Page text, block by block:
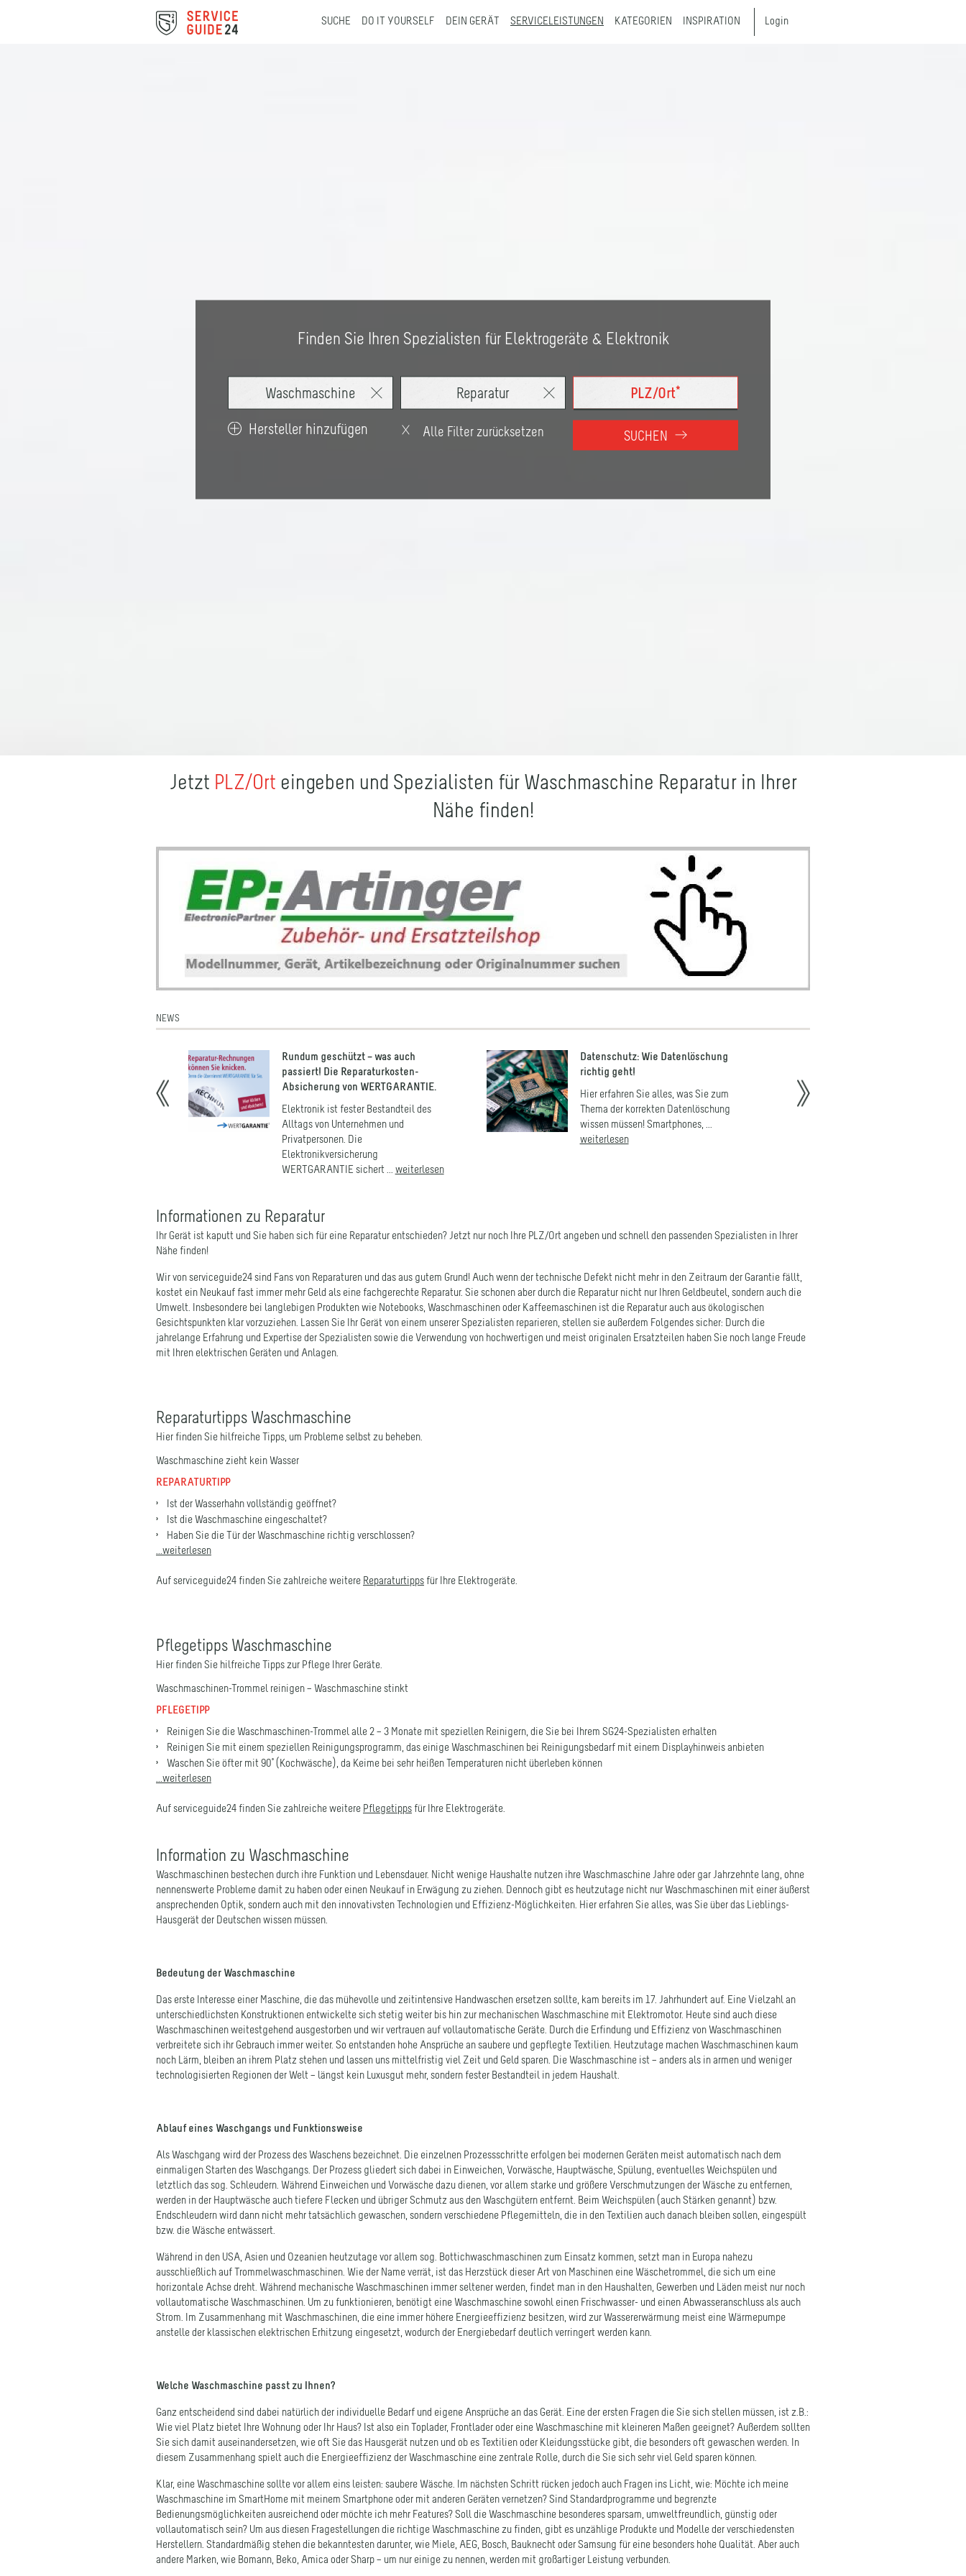
SUCHE DO IT YOURSELF DEIN GERÄT SERVICELEISTUNGEN KATEGORIEN INSPIRATION Login
Finden Sie Ihren Spezialisten für Elektrogeräte & Elektronik
Hersteller hinzufügen Alle Filter zurücksetzen SUCHEN
Jetzt PLZ/Ort eingeben und Spezialisten für Waschmaschine Reparatur in Ihrer
Nähe finden!
passiert! Die Reparaturkosten-
Absicherung von WERTGARANTIE.
Elektronik ist fester Bestandteil des
Alltags von Unternehmen und
Privatpersonen. Die
Elektronikversicherung
WERTGARANTIE sichert ...
richtig geht!
Hier erfahren Sie alles, was Sie zum
Thema der korrekten Datenlöschung
wissen müssen! Smartphones, ...
weiterlesen
Ihr Gerät ist kaputt und Sie haben sich für eine Reparatur entschieden? Jetzt nur noch Ihre PLZ/Ort angeben und schnell den passenden Spezialisten in Ihrer
Nähe finden!
Wir von serviceguide24 sind Fans von Reparaturen und das aus gutem Grund! Auch wenn der technische Defekt nicht mehr in den Zeitraum der Garantie fällt,
kostet ein Neukauf fast immer mehr Geld als eine fachgerechte Reparatur. Sie schonen aber durch die Reparatur nicht nur Ihren Geldbeutel, sondern auch die
Umwelt. Insbesondere bei langlebigen Produkten wie Notebooks, Waschmaschinen oder Kaffeemaschinen ist die Reparatur auch aus ökologischen
Gesichtspunkten klar vorzuziehen. Lassen Sie Ihr Gerät von einem unserer Spezialisten reparieren, stellen sie außerdem Folgendes sicher: Durch die
jahrelange Erfahrung und Expertise der Spezialisten sowie die Verwendung von hochwertigen und meist originalen Ersatzteilen haben Sie noch lange Freude
mit Ihren elektrischen Geräten und Anlagen.
Hier finden Sie hilfreiche Tipps, um Probleme selbst zu beheben.
Waschmaschine zieht kein Wasser
REPARATURTIPP
Ist der Wasserhahn vollständig geöffnet?
Ist die Waschmaschine eingeschaltet?
Haben Sie die Tür der Waschmaschine richtig verschlossen?
...weiterlesen
Hier finden Sie hilfreiche Tipps zur Pflege Ihrer Geräte.
Waschmaschinen-Trommel reinigen – Waschmaschine stinkt
PFLEGETIPP
Reinigen Sie die Waschmaschinen-Trommel alle 2 – 3 Monate mit speziellen Reinigern, die Sie bei Ihrem SG24-Spezialisten erhalten
Reinigen Sie mit einem speziellen Reinigungsprogramm, das einige Waschmaschinen bei Reinigungsbedarf mit einem Displayhinweis anbieten
Waschen Sie öfter mit 90° (Kochwäsche), da Keime bei sehr heißen Temperaturen nicht überleben können
...weiterlesen
Waschmaschinen bestechen durch ihre Funktion und Lebensdauer. Nicht wenige Haushalte nutzen ihre Waschmaschine Jahre oder gar Jahrzehnte lang, ohne
nennenswerte Probleme damit zu haben oder einen Neukauf in Erwägung zu ziehen. Dennoch gibt es heutzutage nicht nur Waschmaschinen mit einer äußerst
ansprechenden Optik, sondern auch mit den innovativsten Technologien und Effizienz-Möglichkeiten. Hier erfahren Sie alles, was Sie über das Lieblings-
Hausgerät der Deutschen wissen müssen.
Das erste Interesse einer Maschine, die das mühevolle und zeitintensive Handwaschen ersetzen sollte, kam bereits im 17. Jahrhundert auf. Eine Vielzahl an
unterschiedlichsten Konstruktionen entwickelte sich stetig weiter bis hin zur mechanischen Waschmaschine mit Elektromotor. Heute sind auch diese
Waschmaschinen weitestgehend ausgestorben und wir vertrauen auf vollautomatische Geräte. Durch die Erfindung und Effizienz von Waschmaschinen
verbreitete sich ihr Gebrauch immer weiter. So entstanden hohe Ansprüche an saubere und gepflegte Textilien. Heutzutage machen Waschmaschinen kaum
noch Lärm, bleiben an ihrem Platz stehen und lassen uns mittelfristig viel Zeit und Geld sparen. Die Waschmaschine ist – anders als in armen und weniger
technologisierten Regionen der Welt – längst kein Luxusgut mehr, sondern fester Bestandteil in jedem Haushalt.
Als Waschgang wird der Prozess des Waschens bezeichnet. Die einzelnen Prozessschritte erfolgen bei modernen Geräten meist automatisch nach dem
einmaligen Starten des Waschgangs. Der Prozess gliedert sich dabei in Einweichen, Vorwäsche, Hauptwäsche, Spülung, eventuelles Weichspülen und
letztlich das sog. Schleudern. Während Einweichen und Vorwäsche dazu dienen, vor allem starke und größere Verschmutzungen der Wäsche zu entfernen,
werden in der Hauptwäsche auch tiefere Flecken und übriger Schmutz aus den Waschgütern entfernt. Beim Weichspülen (auch Stärken genannt) bzw.
Endschleudern wird dann nicht mehr tatsächlich gewaschen, sondern verschiedene Pflegemitteln, die in den Textilien auch danach bleiben sollen, eingespült
bzw. die Wäsche entwässert.
Während in den USA, Asien und Ozeanien heutzutage vor allem sog. Bottichwaschmaschinen zum Einsatz kommen, setzt man in Europa nahezu
ausschließlich auf Trommelwaschmaschinen. Wie der Name verrät, ist das Herzstück dieser Art von Maschinen eine Wäschetrommel, die sich um eine
horizontale Achse dreht. Während mechanische Waschmaschinen immer seltener werden, findet man in den Haushalten, Gewerben und Läden meist nur noch
vollautomatische Waschmaschinen. Um zu funktionieren, benötigt eine Waschmaschine sowohl einen Frischwasser- und einen Abwasseranschluss als auch
Strom. Im Zusammenhang mit Waschmaschinen, die eine immer höhere Energieeffizienz besitzen, wird zur Wassererwärmung meist eine Wärmepumpe
anstelle der klassischen elektrischen Erhitzung eingesetzt, wodurch der Energiebedarf deutlich verringert werden kann.
Ganz entscheidend sind dabei natürlich der individuelle Bedarf und eigene Ansprüche an das Gerät. Eine der ersten Fragen die Sie sich stellen müssen, ist z.B.:
Wie viel Platz bietet Ihre Wohnung oder Ihr Haus? Ist also ein Toplader, Frontlader oder eine Waschmaschine mit kleineren Maßen geeignet? Außerdem sollten
Sie sich damit auseinandersetzen, wie oft Sie das Hausgerät nutzen und ob es Textilien oder Kleidungsstücke gibt, die besonders oft gewaschen werden. In
diesem Zusammenhang spielt auch die Energieeffizienz der Waschmaschine eine zentrale Rolle, durch die Sie sich sehr viel Geld sparen können.
Klar, eine Waschmaschine sollte vor allem eins leisten: saubere Wäsche. Im nächsten Schritt rücken jedoch auch Fragen ins Licht, wie: Möchte ich meine
Waschmaschine im SmartHome mit meinem Smartphone oder mit anderen Geräten vernetzen? Sind Standardprogramme und begrenzte
Bedienungsmöglichkeiten ausreichend oder möchte ich mehr Features? Soll die Waschmaschine besonderes sparsam, umweltfreundlich, günstig oder
vollautomatisch sein? Um aus diesen Fragestellungen die richtige Waschmaschine zu finden, gibt es unzählige Produkte und Modelle der verschiedensten
Herstellern. Standardmäßig stehen die bekanntesten darunter, wie Miele, AEG, Bosch, Bauknecht oder Samsung für eine besonders hohe Qualität. Aber auch
andere Marken, wie Bomann, Beko, Amica oder Sharp – um nur einige zu nennen, werden mit großartiger Leistung verbunden.